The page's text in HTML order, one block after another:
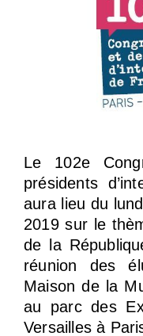
Le 102e
présidents
aura lieu du
2019 sur le
de la
réunion des
Maison de la
au parc des
Versailles à